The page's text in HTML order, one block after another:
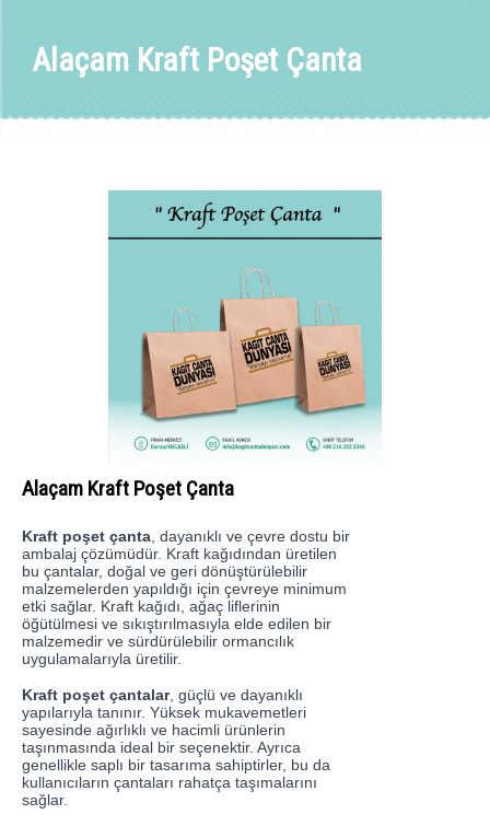
Alaçam Kraft Poşet Çanta
Alaçam Kraft Poşet Çanta
Kraft poşet çanta , dayanıklı ve çevre dostu bir
ambalaj çözümüdür. Kraft kağıdından üretilen
bu çantalar, doğal ve geri dönüştürülebilir
malzemelerden yapıldığı için çevreye minimum
etki sağlar. Kraft kağıdı, ağaç liflerinin
öğütülmesi ve sıkıştırılmasıyla elde edilen bir
malzemedir ve sürdürülebilir ormancılık
uygulamalarıyla üretilir.
Kraft poşet çantalar, güçlü ve dayanıklı
yapılarıyla tanınır. Yüksek mukavemetleri
sayesinde ağırlıklı ve hacimli ürünlerin
taşınmasında ideal bir seçenektir. Ayrıca
genellikle saplı bir tasarıma sahiptirler, bu da
kullanıcıların çantaları rahatça taşımalarını
sağlar.